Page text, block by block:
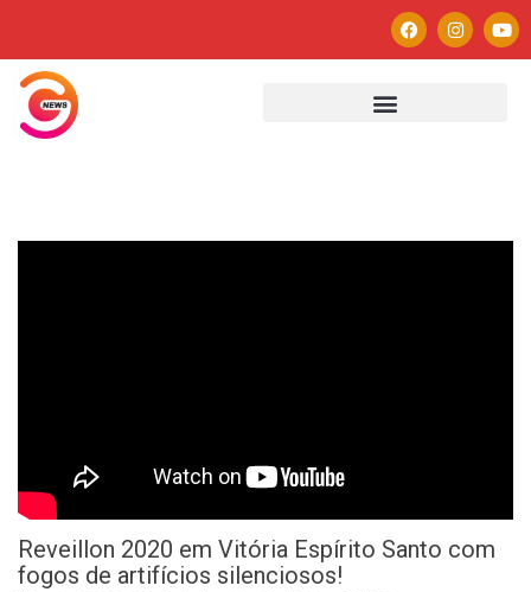
Reveillon 2020 em Vitória Espírito Santo com
fogos de artifícios silenciosos!